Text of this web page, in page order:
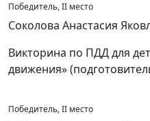
Победитель, II место
Соколова Анастасия
Викторина по ПДД для
движения»
Победитель, II место